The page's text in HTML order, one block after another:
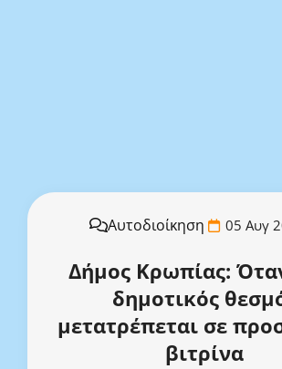
Αυτοδιοίκηση 05 Αυγ
Δήμος Κρωπίας:
δημοτικός
μετατρέπεται σε
βιτρίνα